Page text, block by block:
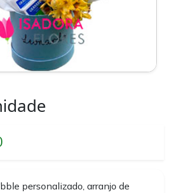
personalizado, arranjo de